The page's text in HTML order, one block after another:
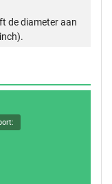
de diameter aan